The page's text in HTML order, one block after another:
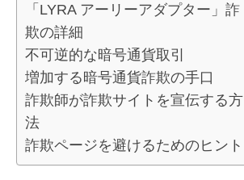
「LYRA アーリーアダプター」詐
欺の詳細
不可逆的な暗号通貨取引
増加する暗号通貨詐欺の手口
詐欺師が詐欺サイトを宣伝する方
法
詐欺ページを避けるためのヒント